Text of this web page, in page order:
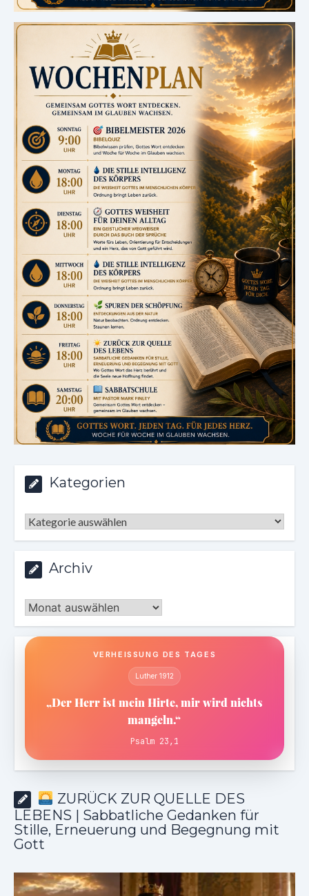
Kategorien
Kategorien
Archiv
Archiv
VERHEISSUNG DES TAGES
Luther 1912
„Der Herr ist mein Hirte, mir wird nichts
mangeln.“
Psalm 23,1
ZURÜCK ZUR QUELLE DES
LEBENS | Sabbatliche Gedanken für
Stille, Erneuerung und Begegnung mit
Gott